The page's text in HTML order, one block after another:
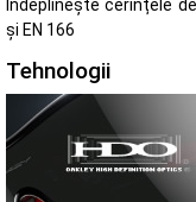
Îndeplinește cerințele
și EN 166
Tehnologii